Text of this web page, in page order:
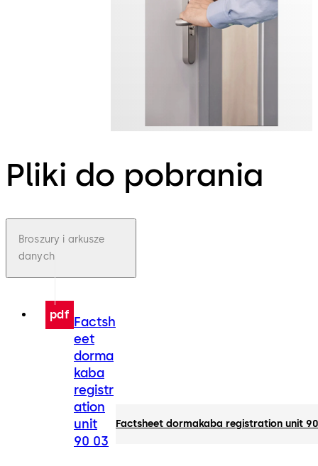
Pliki do pobrania
Broszury i arkusze
danych
pdf Factsh
eet
dorma
kaba
registr
ation
unit
90 03
Factsheet dormakaba registration unit